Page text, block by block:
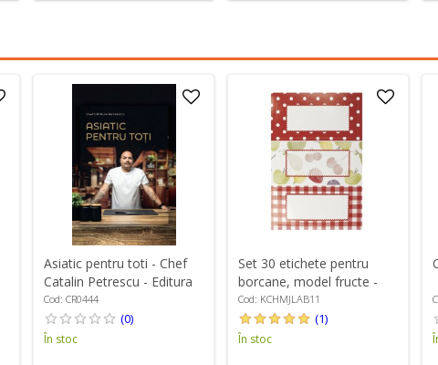
Asiatic pentru toti - Chef
Catalin Petrescu - Editura
Publisol
Cod: CR0444
(0)
În stoc
Set 30 etichete pentru
borcane, model fructe -
Kitchen Craft
Cod: KCHMJLAB11
(1)
În stoc